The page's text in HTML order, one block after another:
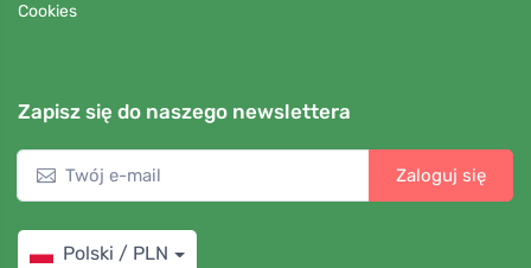
Cookies
Zapisz się do naszego newslettera
Zaloguj się
Polski / PLN